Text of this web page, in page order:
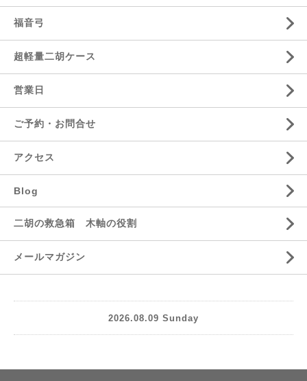
福音弓
超軽量二胡ケース
営業日
ご予約・お問合せ
アクセス
Blog
二胡の救急箱 木軸の役割
メールマガジン
2026.08.09 Sunday